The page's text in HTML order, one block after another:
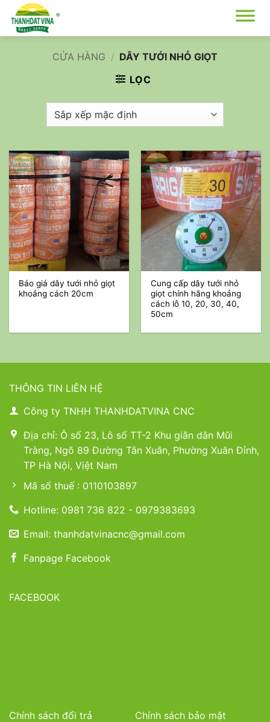
qua
nội
CỬA HÀNG / DÂY TƯỚI NHỎ GIỌT
LỌC
Báo giá dây tưới nhỏ giọt
khoảng cách 20cm
Cung cấp dây tưới nhỏ
giọt chính hãng khoảng
cách lỗ 10, 20, 30, 40,
50cm
THÔNG TIN LIÊN HỆ
Công ty TNHH THANHDATVINA CNC
Địa chỉ: Ô số 23, Lô số TT-2 Khu giãn dân Mũi
Tràng, Ngõ 89 Đường Tân Xuân, Phường Xuân Đỉnh,
TP Hà Nội, Việt Nam
Mã số thuế : 0110103897
Hotline: 0981 736 822 - 0979383693
Email: thanhdatvinacnc@gmail.com
Fanpage Facebook
FACEBOOK
Chính sách đổi trả
Chính sách bảo mật